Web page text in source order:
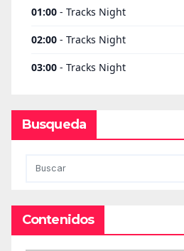
Busqueda
Contenidos